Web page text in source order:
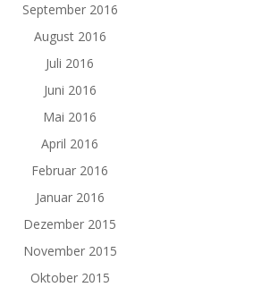
September 2016
August 2016
Juli 2016
Juni 2016
Mai 2016
April 2016
Februar 2016
Januar 2016
Dezember 2015
November 2015
Oktober 2015